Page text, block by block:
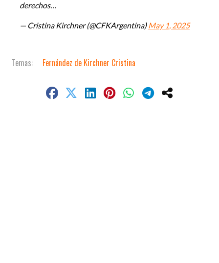
derechos…
— Cristina Kirchner (@CFKArgentina)May 1, 2025
Fernández de Kirchner Cristina